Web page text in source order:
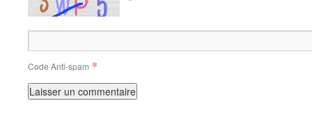
Code Anti-spam *